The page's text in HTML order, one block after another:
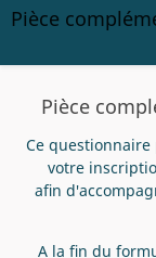
Pièce
Pièce
Ce
votre
afin
A la fin du